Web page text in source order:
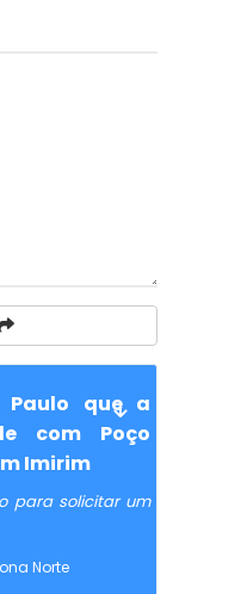
Paulo que a
com Poço
Imirim
para solicitar um
Norte